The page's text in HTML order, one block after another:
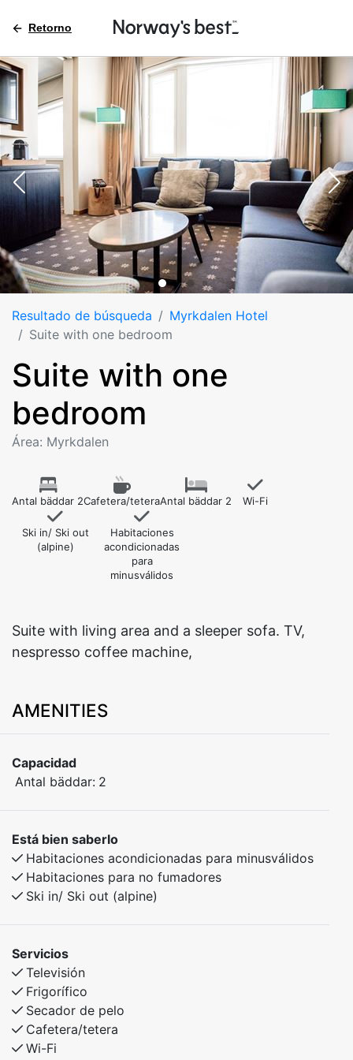
Retorno
Resultado de búsqueda
Myrkdalen Hotel
Suite with one bedroom
Suite with one
bedroom
Área: Myrkdalen
Antal bäddar 2Cafetera/teteraAntal bäddar 2 Wi-Fi
Ski in/ Ski out
(alpine)
Habitaciones
acondicionadas
para
minusválidos
Suite with living area and a sleeper sofa. TV,
nespresso coffee machine,
AMENITIES
Capacidad
Antal bäddar: 2
Está bien saberlo
Habitaciones acondicionadas para minusválidos
Habitaciones para no fumadores
Ski in/ Ski out (alpine)
Servicios
Televisión
Frigorífico
Secador de pelo
Cafetera/tetera
Wi-Fi